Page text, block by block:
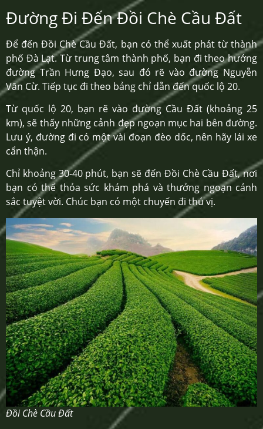
Đường Đi Đến Đồi Chè Cầu Đất
Để đến Đồi Chè Cầu Đất, bạn có thể xuất phát từ thành
phố Đà Lạt. Từ trung tâm thành phố, bạn đi theo hướng
đường Trần Hưng Đạo, sau đó rẽ vào đường Nguyễn
Văn Cừ. Tiếp tục đi theo bảng chỉ dẫn đến quốc lộ 20.
Từ quốc lộ 20, bạn rẽ vào đường Cầu Đất (khoảng 25
km), sẽ thấy những cảnh đẹp ngoạn mục hai bên đường.
Lưu ý, đường đi có một vài đoạn đèo dốc, nên hãy lái xe
cẩn thận.
Chỉ khoảng 30-40 phút, bạn sẽ đến Đồi Chè Cầu Đất, nơi
bạn có thể thỏa sức khám phá và thưởng ngoạn cảnh
sắc tuyệt vời. Chúc bạn có một chuyến đi thú vị.
Đồi Chè Cầu Đất